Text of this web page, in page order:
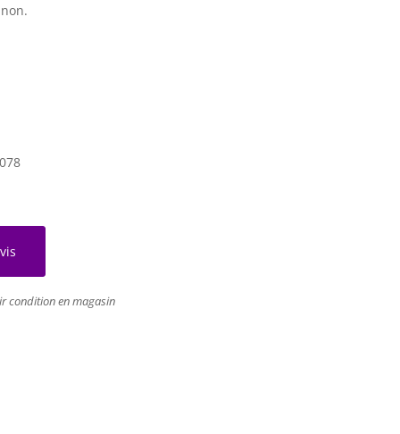
condition en magasin